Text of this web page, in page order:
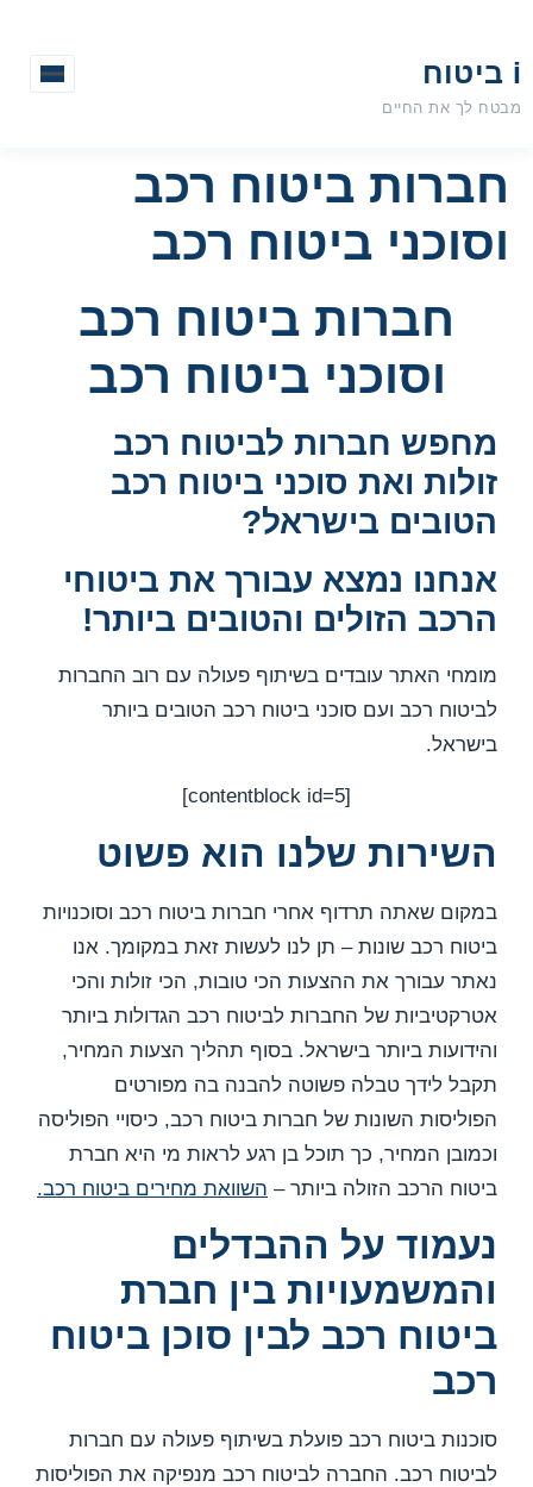
i ביטוח
מבטח לך את החיים
חברות ביטוח רכב
וסוכני ביטוח רכב
חברות ביטוח רכב
וסוכני ביטוח רכב
מחפש חברות לביטוח רכב
זולות ואת סוכני ביטוח רכב
הטובים בישראל?
אנחנו נמצא עבורך את ביטוחי
הרכב הזולים והטובים ביותר!
מומחי האתר עובדים בשיתוף פעולה עם רוב החברות
לביטוח רכב ועם סוכני ביטוח רכב הטובים ביותר
בישראל.
[contentblock id=5]
השירות שלנו הוא פשוט
במקום שאתה תרדוף אחרי חברות ביטוח רכב וסוכנויות
ביטוח רכב שונות – תן לנו לעשות זאת במקומך. אנו
נאתר עבורך את ההצעות הכי טובות, הכי זולות והכי
אטרקטיביות של החברות לביטוח רכב הגדולות ביותר
והידועות ביותר בישראל. בסוף תהליך הצעות המחיר,
תקבל לידך טבלה פשוטה להבנה בה מפורטים
הפוליסות השונות של חברות ביטוח רכב, כיסויי הפוליסה
וכמובן המחיר, כך תוכל בן רגע לראות מי היא חברת
ביטוח הרכב הזולה ביותר – השוואת מחירים ביטוח רכב.
נעמוד על ההבדלים
והמשמעויות בין חברת
ביטוח רכב לבין סוכן ביטוח
רכב
סוכנות ביטוח רכב פועלת בשיתוף פעולה עם חברות
לביטוח רכב. החברה לביטוח רכב מנפיקה את הפוליסות